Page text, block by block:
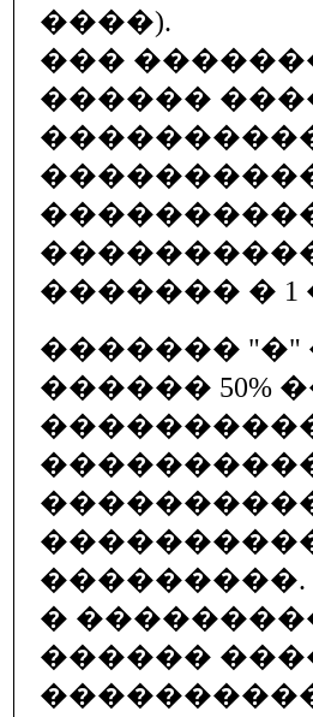
����).
���
������
������� � 1
������� "�"
������ 50%
���������.
�
������